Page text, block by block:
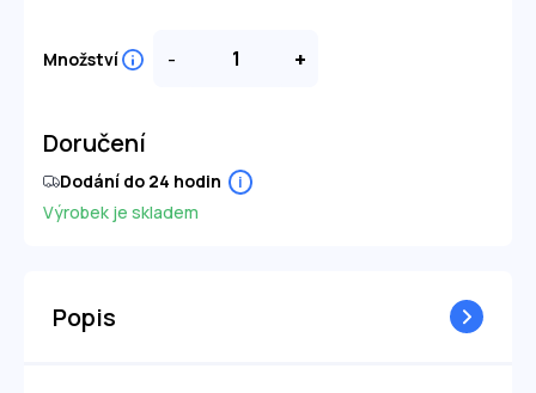
Množství - +
Doručení
Výrobek je skladem
Dodání do 24 hodin i
Popis